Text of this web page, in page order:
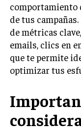
DERECHO
ÉXITO
GOBIERNO
MARKETING
comportamiento
de tus
de métricas
emails, clics en
que te permite
optimizar tus